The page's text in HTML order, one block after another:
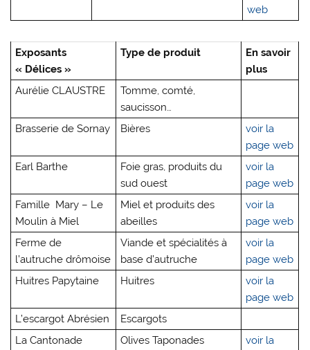
web
Exposants
« Délices »
Type de produit
En savoir
plus
Aurélie CLAUSTRE
Tomme, comté,
saucisson…
Brasserie de Sornay
Bières
voir la
page web
Earl Barthe
Foie gras, produits du
sud ouest
voir la
page web
Famille Mary – Le
Moulin à Miel
Miel et produits des
abeilles
voir la
page web
Ferme de
l’autruche drômoise
Viande et spécialités à
base d’autruche
voir la
page web
Huitres Papytaine
Huitres
voir la
page web
L’escargot Abrésien
Escargots
La Cantonade
Olives Taponades
voir la